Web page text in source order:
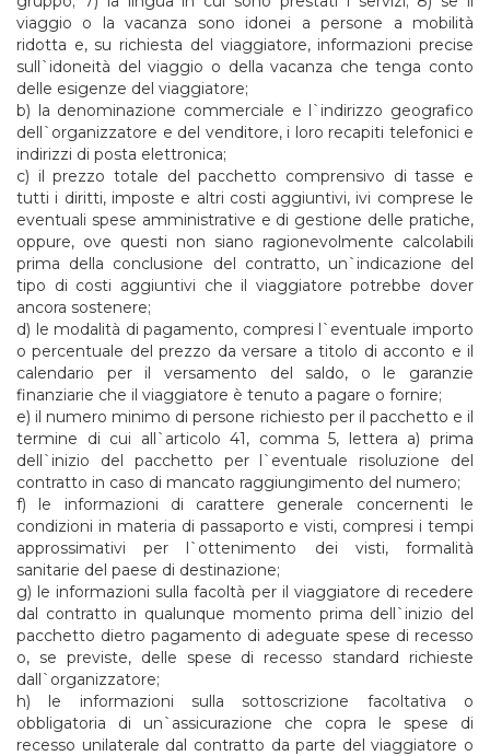
viaggio o la vacanza sono idonei a persone a mobilità
ridotta e, su richiesta del viaggiatore, informazioni precise
sull`idoneità del viaggio o della vacanza che tenga conto
delle esigenze del viaggiatore;
b) la denominazione commerciale e l`indirizzo geografico
dell`organizzatore e del venditore, i loro recapiti telefonici e
indirizzi di posta elettronica;
c) il prezzo totale del pacchetto comprensivo di tasse e
tutti i diritti, imposte e altri costi aggiuntivi, ivi comprese le
eventuali spese amministrative e di gestione delle pratiche,
oppure, ove questi non siano ragionevolmente calcolabili
prima della conclusione del contratto, un`indicazione del
tipo di costi aggiuntivi che il viaggiatore potrebbe dover
ancora sostenere;
d) le modalità di pagamento, compresi l`eventuale importo
o percentuale del prezzo da versare a titolo di acconto e il
calendario per il versamento del saldo, o le garanzie
finanziarie che il viaggiatore è tenuto a pagare o fornire;
e) il numero minimo di persone richiesto per il pacchetto e il
termine di cui all`articolo 41, comma 5, lettera a) prima
dell`inizio del pacchetto per l`eventuale risoluzione del
contratto in caso di mancato raggiungimento del numero;
f) le informazioni di carattere generale concernenti le
condizioni in materia di passaporto e visti, compresi i tempi
approssimativi per l`ottenimento dei visti, formalità
sanitarie del paese di destinazione;
g) le informazioni sulla facoltà per il viaggiatore di recedere
dal contratto in qualunque momento prima dell`inizio del
pacchetto dietro pagamento di adeguate spese di recesso
o, se previste, delle spese di recesso standard richieste
dall`organizzatore;
h) le informazioni sulla sottoscrizione facoltativa o
obbligatoria di un`assicurazione che copra le spese di
recesso unilaterale dal contratto da parte del viaggiatore o